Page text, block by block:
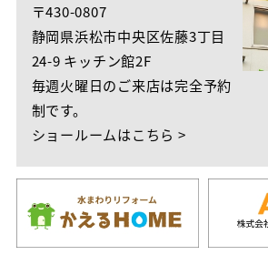
〒430-0807
静岡県浜松市中央区佐藤3丁目
24-9 キッチン館2F
毎週火曜日のご来店は完全予約
制です。
ショールームはこちら >